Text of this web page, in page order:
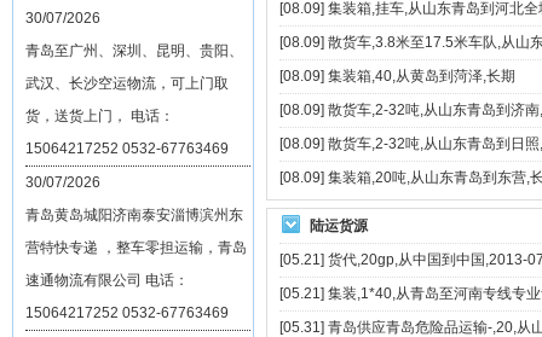
30/07/2026
青岛至广州、深圳、昆明、贵阳、
武汉、长沙空运物流，可上门取
货，送货上门， 电话：
15064217252 0532-67763469
30/07/2026
青岛黄岛城阳济南泰安淄博滨州东
营特快专递 ，整车零担运输，青岛
速通物流有限公司 电话：
15064217252 0532-67763469
[08.09] 集装箱,挂车,从山东青岛到河北全
[08.09] 散货车,3.8米至17.5米车队,从山
[08.09] 集装箱,40,从黄岛到菏泽,长期
[08.09] 散货车,2-32吨,从山东青岛到济
[08.09] 散货车,2-32吨,从山东青岛到日
[08.09] 集装箱,20吨,从山东青岛到东营,
陆运货源
[05.21] 货代,20gp,从中国到中国,2013-
[05.21] 集装,1*40,从青岛至河南专线专
[05.31] 青岛供应青岛危险品运输-,20,从